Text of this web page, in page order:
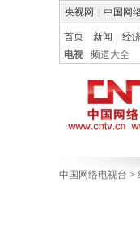
央视网 中国网
首页 新闻 经
电视
频道大全
中国网络电视台 >